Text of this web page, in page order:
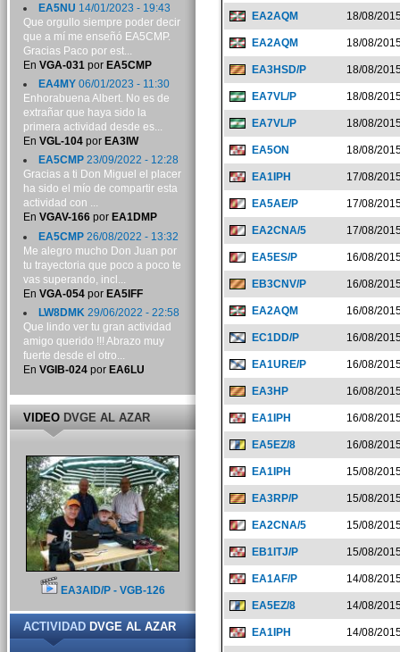
EA2AQM 18/08/
EA2AQM 18/08/
EA3HSD/P 18/08/
EA7VL/P 18/08/
EA7VL/P 18/08/
EA5ON 18/08/
EA1IPH 17/08/
EA5AE/P 17/08/
EA2CNA/5 17/08/
EA5ES/P 16/08/
EB3CNV/P 16/08/
EA2AQM 16/08/
EC1DD/P 16/08/
EA1URE/P 16/08/
EA3HP 16/08/
EA1IPH 16/08/
EA5EZ/8 16/08/
EA1IPH 15/08/
EA3RP/P 15/08/
EA2CNA/5 15/08/
EB1ITJ/P 15/08/
EA1AF/P 14/08/
EA5EZ/8 14/08/
EA1IPH 14/08/
EA5NU 14/01/2023 - 19:43
Que orgullo siempre poder decir
que a mí me enseñó EA5CMP.
Gracias Paco por est...
En VGA-031 por EA5CMP
EA4MY06/01/2023 - 11:30
Enhorabuena Albert. No es de
extrañar que haya sido la
primera actividad desde es...
En VGL-104por EA3IW
EA5CMP23/09/2022 - 12:28
Gracias a ti Don Miguel el placer
ha sido el mío de compartir esta
actividad con ...
En VGAV-166por EA1DMP
EA5CMP26/08/2022 - 13:32
Me alegro mucho Don Juan por
tu trayectoria que poco a poco te
vas superando, incl...
En VGA-054por EA5IFF
LW8DMK29/06/2022 - 22:58
Que lindo ver tu gran actividad
amigo querido !!! Abrazo muy
fuerte desde el otro...
En VGIB-024por EA6LU
VIDEODVGE AL AZAR
EA3AID/P - VGB-126
ACTIVIDADDVGE AL AZAR